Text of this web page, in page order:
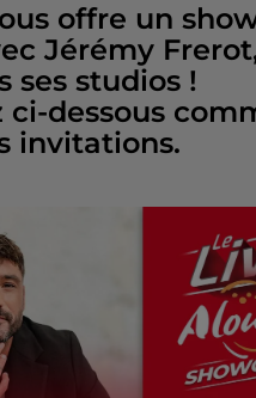
offre un
Jérémy
ses studios !
ci-dessous
invitations.